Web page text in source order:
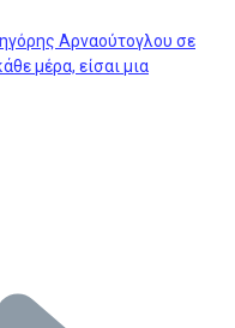
Αρναούτογλου σε
μέρα, είσαι μια